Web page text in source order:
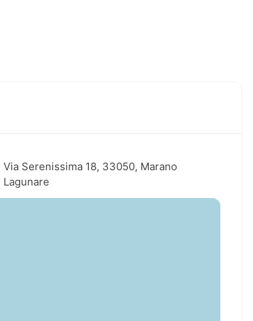
Via Serenissima 18, 33050, Marano
Lagunare